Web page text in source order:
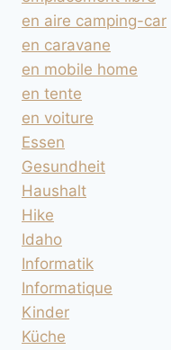
en aire camping-car
en caravane
en mobile home
en tente
en voiture
Essen
Gesundheit
Haushalt
Hike
Idaho
Informatik
Informatique
Kinder
Küche